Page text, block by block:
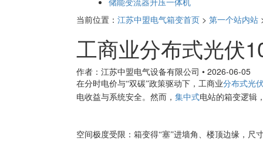
当前位置： 江苏中盟电气箱变首页 > 第一个站内站
工商业分布式光伏
作者：江苏中盟电气设备有限公司 • 2026-06-05
在分时电价与“双碳”政策驱动下，工商业分布式光
电收益与系统安全。然而， 集中式电站的箱变逻辑
空间极度受限：箱变得“塞”进墙角、楼顶边缘，尺